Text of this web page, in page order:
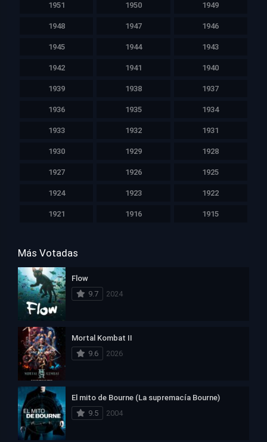
1951 1950 1949
1948 1947 1946
1945 1944 1943
1942 1941 1940
1939 1938 1937
1936 1935 1934
1933 1932 1931
1930 1929 1928
1927 1926 1925
1924 1923 1922
1921 1916 1915
Más Votadas
Flow
9.7
2024
Mortal Kombat II
9.6
2026
El mito de Bourne (La supremacía Bourne)
9.5
2004